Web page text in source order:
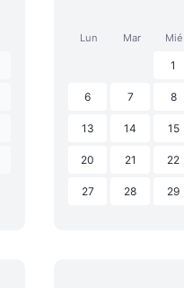
Lun Mar Mié
1
6 7 8
13 14 15
20 21 22
27 28 29